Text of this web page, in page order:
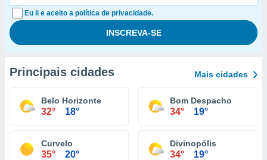
Eu li e aceito a política de privacidade.
Principais cidades Mais cidades
Belo Horizonte
32° 18°
Bom Despacho
34° 19°
Curvelo
35° 20°
Divinopólis
34° 19°